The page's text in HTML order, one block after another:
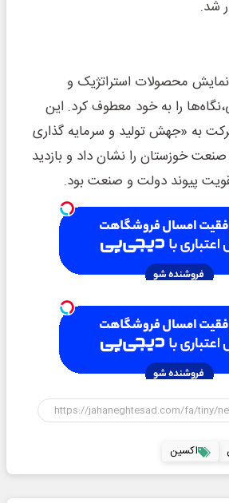
شد.
نمایش محصولات استراتژیک و
را به خود معطوف کرد. این
به «جهش تولید و سرمایه گذاری
خوزستان را نشان داد و بازدید
پیوند دولت و صنعت بود.
اکسین